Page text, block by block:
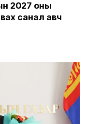
2027 оны
санал авч